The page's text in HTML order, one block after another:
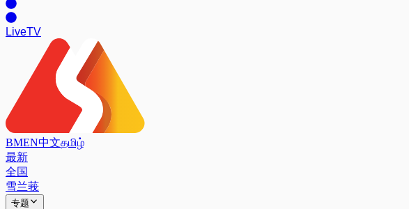
LiveTV
BMEN中文தமிழ்
最新
全国
雪兰莪
专题